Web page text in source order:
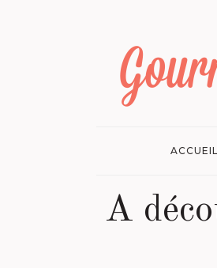
ACCUEIL
A